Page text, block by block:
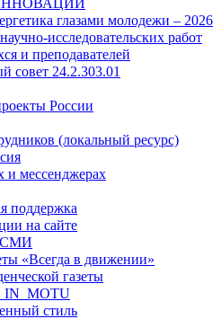
глазами молодежи – 2026
исследовательских работ
и преподавателей
совет 24.2.303.01
России
(локальный ресурс)
и мессенджерах
поддержка
на сайте
СМИ
«Всегда в движении»
газеты
стиль